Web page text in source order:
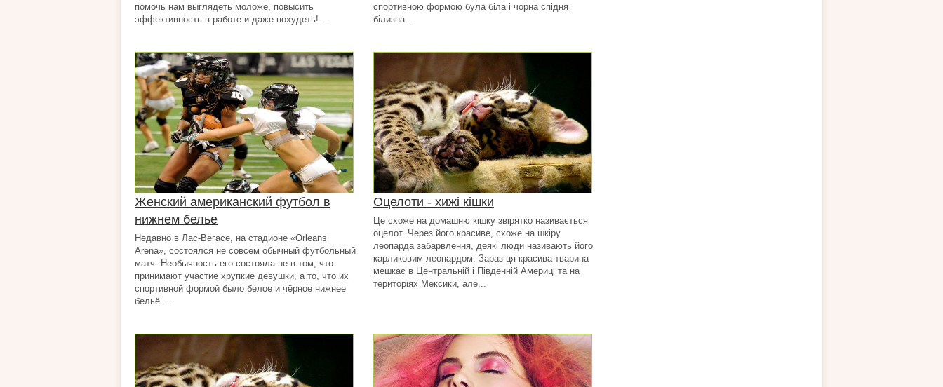
помочь нам выглядеть моложе, повысить
эффективность в работе и даже похудеть!...
спортивною формою була біла і чорна спідня
білизна....
Женский американский футбол в
нижнем белье
Недавно в Лас-Вегасе, на стадионе «Orleans
Arena», состоялся не совсем обычный футбольный
матч. Необычность его состояла не в том, что
принимают участие хрупкие девушки, а то, что их
спортивной формой было белое и чёрное нижнее
бельё....
Оцелоти - хижі кішки
Це схоже на домашню кішку звірятко називається
оцелот. Через його красиве, схоже на шкіру
леопарда забарвлення, деякі люди називають його
карликовим леопардом. Зараз ця красива тварина
мешкає в Центральній і Південній Америці та на
територіях Мексики, але...